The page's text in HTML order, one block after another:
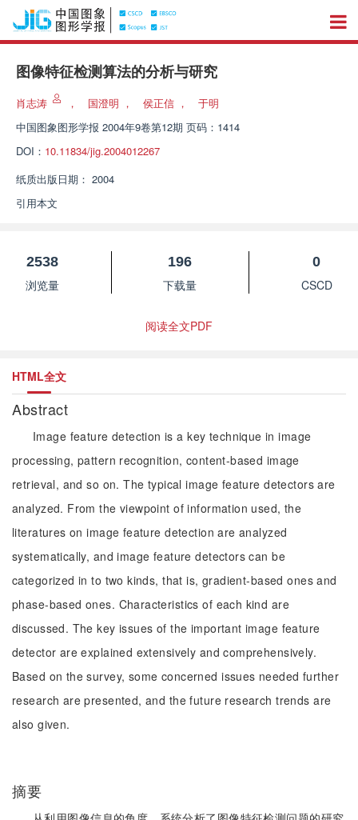
图像特征检测算法的分析与研究
肖志涛 ， 国澄明 ， 侯正信 ，
于明
中国图象图形学报 2004年9卷第12期 页码：1414
DOI： 10.11834/jig.2004012267
纸质出版日期： 2004
引用本文
2538
浏览量
196
下载量
0
CSCD
阅读全文PDF
HTML全文
Abstract
Image feature detection is a key technique in image
processing, pattern recognition, content-based image
retrieval, and so on. The typical image feature detectors are
analyzed. From the viewpoint of information used, the
literatures on image feature detection are analyzed
systematically, and image feature detectors can be
categorized in to two kinds, that is, gradient-based ones and
phase-based ones. Characteristics of each kind are
discussed. The key issues of the important image feature
detector are explained extensively and comprehensively.
Based on the survey, some concerned issues needed further
research are presented, and the future research trends are
also given.
摘要